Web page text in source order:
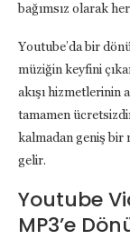
bağımsız olarak
Youtube’da bir
müziğin keyfini
akışı hizmetlerinin
tamamen
kalmadan geniş bir
gelir.
Youtube
MP3’e